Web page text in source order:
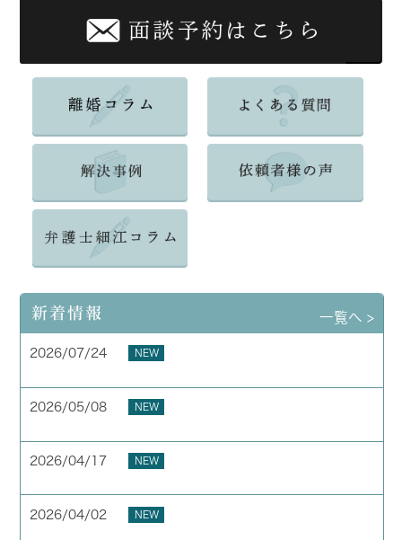
新着情報 一覧へ >
2026/07/24 NEW
2026/05/08 NEW
2026/04/17 NEW
2026/04/02 NEW